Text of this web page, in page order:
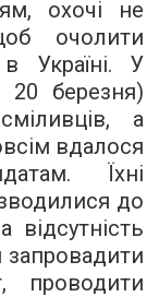
охочі не
очолити
Україні. У
березня)
а
вдалося
Їхні
до
відсутність
запровадити
проводити